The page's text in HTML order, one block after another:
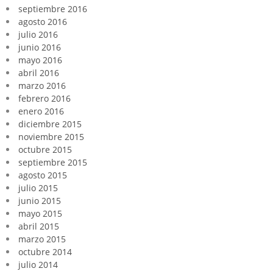
septiembre 2016
agosto 2016
julio 2016
junio 2016
mayo 2016
abril 2016
marzo 2016
febrero 2016
enero 2016
diciembre 2015
noviembre 2015
octubre 2015
septiembre 2015
agosto 2015
julio 2015
junio 2015
mayo 2015
abril 2015
marzo 2015
octubre 2014
julio 2014